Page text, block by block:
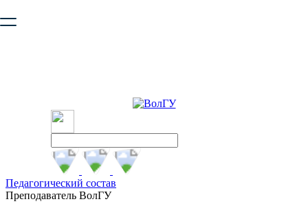
безопасную работу с сайтом. Пожалуйста
Педагогический состав
Преподаватель ВолГУ